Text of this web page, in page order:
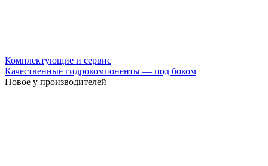
Комплектующие и сервис
Качественные гидрокомпоненты — под боком
Новое у производителей